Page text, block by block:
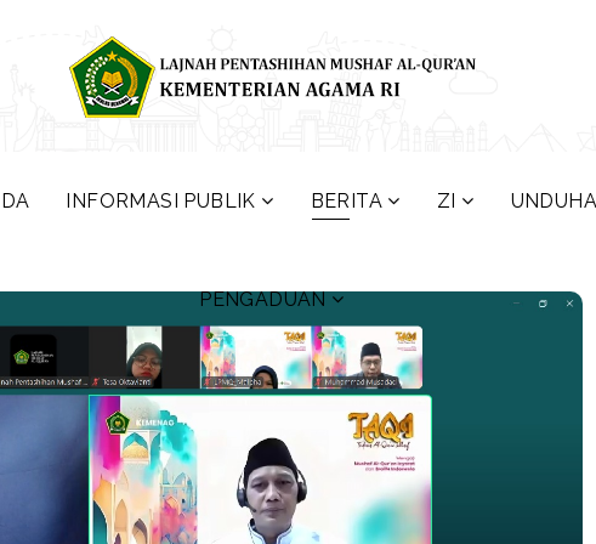
INFORMASI PUBLIK BERITA ZI
PENGADUAN